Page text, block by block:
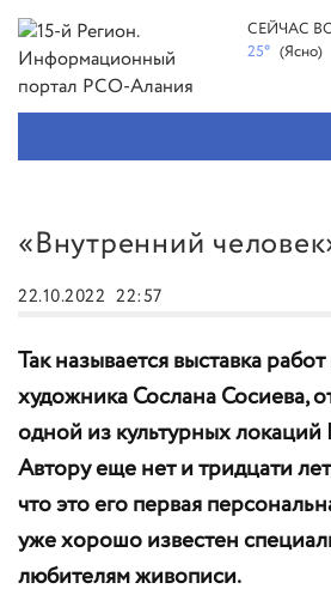
СЕЙЧАС
25° (Ясно)
«Внутренний
22.10.2022 22:57
Так называется выставка
художника Сослана Сосиева,
одной из культурных локаций
Автору еще нет и тридцати
что это его первая
уже хорошо известен
любителям живописи.